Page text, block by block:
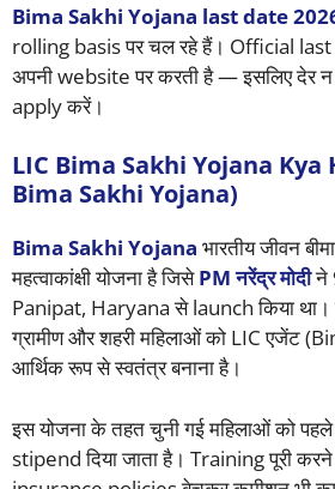
Bima Sakhi Yojana last date
rolling basis पर चल रहे हैं। Official last
अपनी website पर करती है — इसलिए देर
apply करें।
LIC Bima Sakhi Yojana Kya
Bima Sakhi Yojana)
Bima Sakhi Yojana भारतीय जीवन
महत्वाकांक्षी योजना है जिसेPM नरेंद्र मोदीने
Panipat, Haryana से launch किया था।
ग्रामीण और शहरी महिलाओं को LIC एजेंट
आर्थिक रूप से स्वतंत्र बनाना है।
इस योजना के तहत चुनी गई महिलाओं को
stipend दिया जाता है। Training पूरी